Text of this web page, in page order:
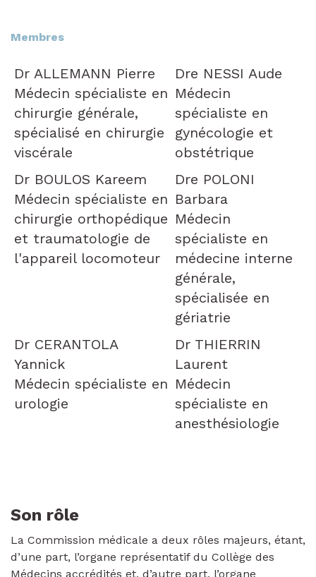
Membres
Dr ALLEMANN Pierre
Médecin spécialiste en
chirurgie générale,
spécialisé en chirurgie
viscérale
Dre NESSI Aude
Médecin
spécialiste en
gynécologie et
obstétrique
Dr BOULOS Kareem
Médecin spécialiste en
chirurgie orthopédique
et traumatologie de
l'appareil locomoteur
Dre POLONI
Barbara
Médecin
spécialiste en
médecine interne
générale,
spécialisée en
gériatrie
Dr CERANTOLA
Yannick
Médecin spécialiste en
urologie
Dr THIERRIN
Laurent
Médecin
spécialiste en
anesthésiologie
Son rôle
La Commission médicale a deux rôles majeurs, étant,
d’une part, l’organe représentatif du Collège des
Médecins accrédités et, d’autre part, l’organe